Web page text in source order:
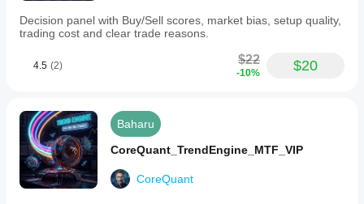
Decision panel with Buy/Sell scores, market bias, setup quality,
trading cost and clear trade reasons.
4.5 (2) $22
-10% $20
Baharu
CoreQuant_TrendEngine_MTF_VIP
CoreQuant